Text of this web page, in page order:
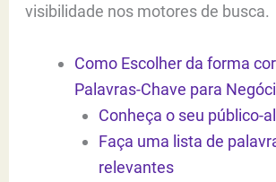
visibilidade nos motores de busca.
Como Escolher da forma
Palavras-Chave para
Conheça o seu público-
Faça uma lista de
relevantes